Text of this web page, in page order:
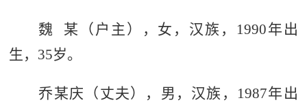
魏 某 （户主），女，汉族， 1990年出
生， 35岁。
乔某庆（丈夫），男，汉族， 1987年出